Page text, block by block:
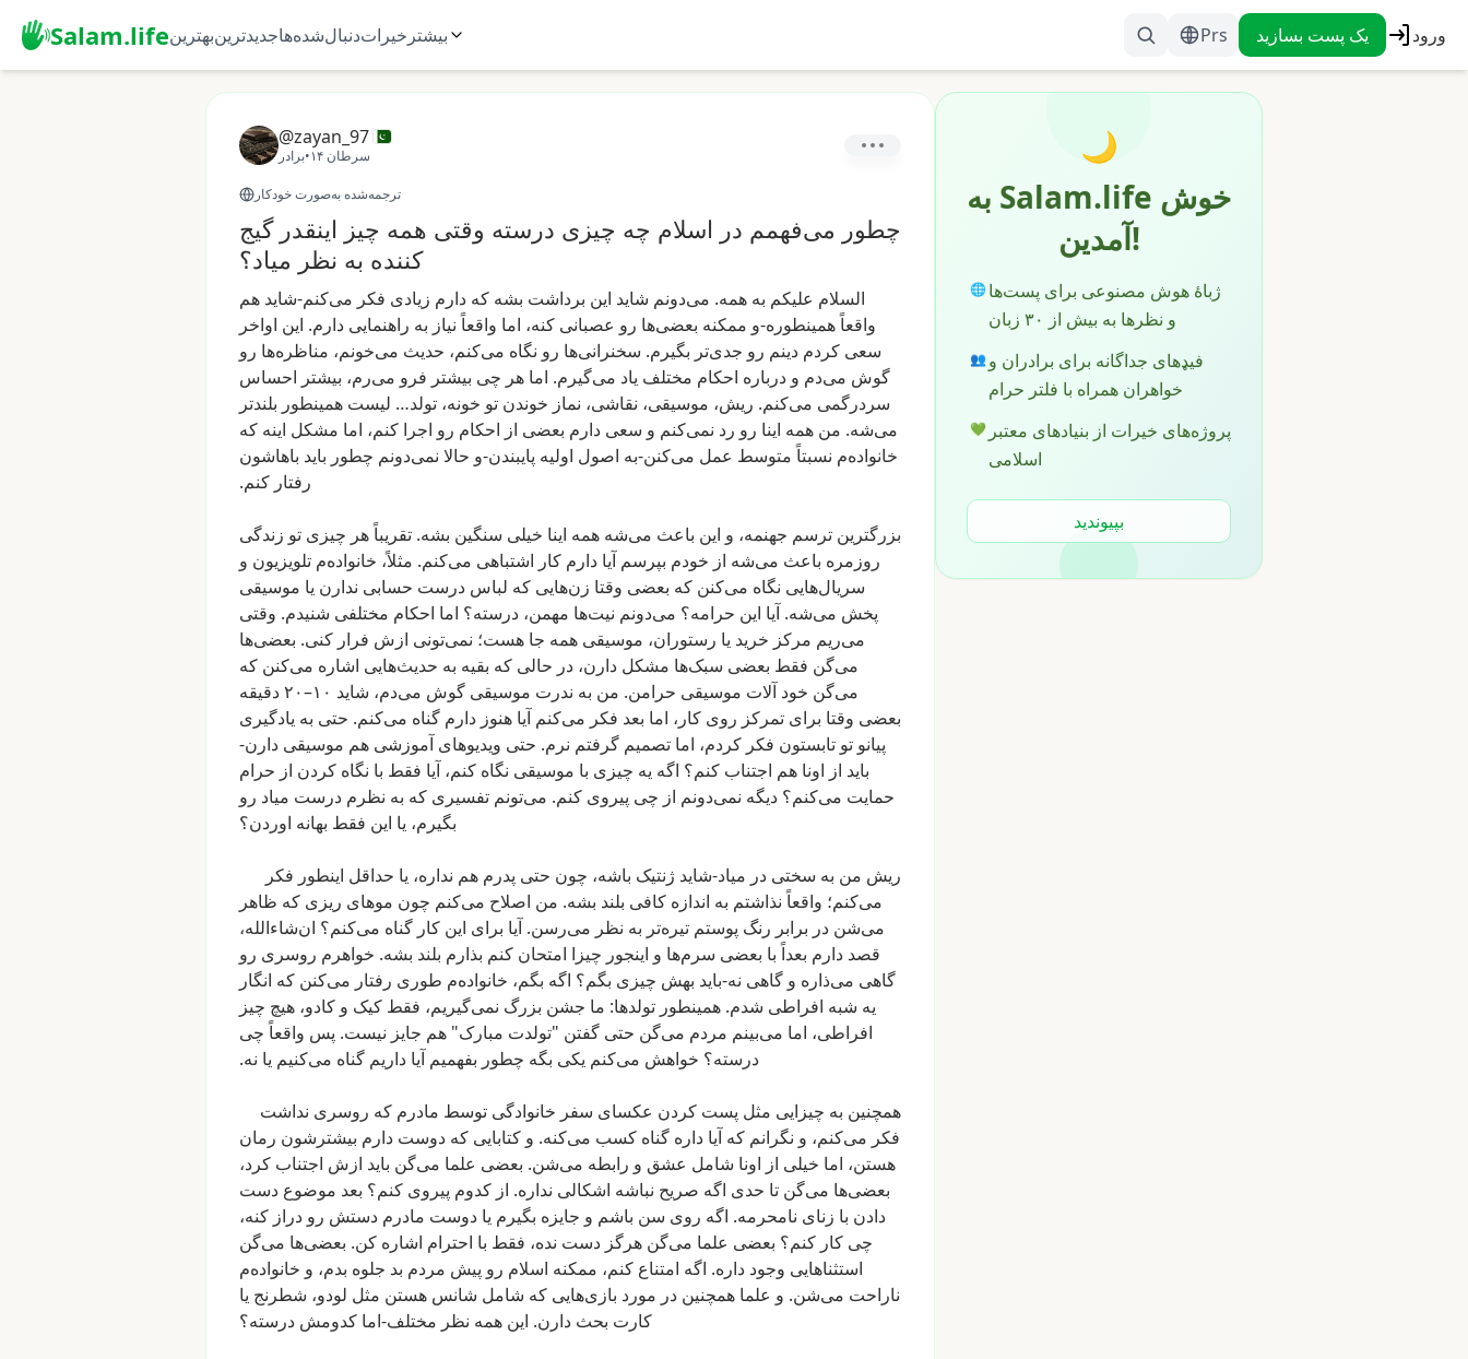
Salam.lifeبهترینجدیدتریندنبال‌شده‌هاخیرات بیشتر Prs یک پست بسازید ورود
@zayan_97
برادر• ۱۴ سرطان
ترجمه‌شده به‌صورت خودکار
چطور می‌فهمم در اسلام چه چیزی درسته وقتی همه چیز اینقدر گیج
کننده به نظر میاد؟
السلام علیکم به همه. می‌دونم شاید این برداشت بشه که دارم زیادی فکر می‌کنم-شاید هم
واقعاًهمینطوره-و ممکنه بعضی‌ها رو عصبانی کنه، اما واقعاً نیاز به راهنمایی دارم. این اواخر
سعی کردم دینم رو جدی‌تر بگیرم. سخنرانی‌ها رو نگاه می‌کنم، حدیث می‌خونم، مناظره‌ها رو
گوش می‌دم و درباره احکام مختلف یاد می‌گیرم. اما هر چی بیشتر فرو می‌رم، بیشتر احساس
سردرگمی می‌کنم. ریش، موسیقی، نقاشی، نماز خوندن تو خونه، تولد… لیست همینطور بلندتر
می‌شه. من همه اینا رو رد نمی‌کنم و سعی دارم بعضی از احکام رو اجرا کنم، اما مشکل اینه که
خانواده‌م نسبتاً متوسط عمل می‌کنن-به اصول اولیه پایبندن-و حالا نمی‌دونم چطور باید باهاشون
رفتار کنم.
بزرگترین ترسم جهنمه، و این باعث می‌شه همه اینا خیلی سنگین بشه. تقریباًهر چیزی تو زندگی
روزمره باعث می‌شه از خودم بپرسم آیا دارم کار اشتباهی می‌کنم. مثلاً، خانواده‌م تلویزیون و
سریال‌هایی نگاه می‌کنن که بعضی وقتا زن‌هایی که لباس درست حسابی ندارن یا موسیقی
پخش می‌شه. آیا این حرامه؟ می‌دونم نیت‌ها مهمن، درسته؟ اما احکام مختلفی شنیدم. وقتی
می‌ریم مرکز خرید یا رستوران، موسیقی همه جا هست؛ نمی‌تونی ازش فرار کنی. بعضی‌ها
می‌گن فقط بعضی سبک‌ها مشکل دارن، در حالی که بقیه به حدیث‌هایی اشاره می‌کنن که
می‌گن خود آلات موسیقی حرامن. من به ندرت موسیقی گوش می‌دم، شاید ۱۰–۲۰
دقیقه
بعضی وقتا برای تمرکز روی کار، اما بعد فکر می‌کنم آیا هنوز دارم گناه می‌کنم. حتی به یادگیری
پیانو تو تابستون فکر کردم، اما تصمیم گرفتم نرم. حتی ویدیوهای آموزشی هم موسیقی دارن-
باید از اونا هم اجتناب کنم؟ اگه یه چیزی با موسیقی نگاه کنم، آیا فقط با نگاه کردن از حرام
حمایت می‌کنم؟ دیگه نمی‌دونم از چی پیروی کنم. می‌تونم تفسیری که به نظرم درست میاد رو
بگیرم، یا این فقط بهانه اوردن؟
ریش من به سختی در میاد-شاید ژنتیک باشه، چون حتی پدرم هم نداره، یا حداقل اینطور فکر
می‌کنم؛ واقعاً نذاشتم به اندازه کافی بلند بشه. من اصلاح می‌کنم چون موهای ریزی که ظاهر
می‌شن در برابر رنگ پوستم تیره‌تر به نظر می‌رسن. آیا برای این کار گناه می‌کنم؟ ان‌شاءالله،
قصد دارم بعداً با بعضی سرم‌ها و اینجور چیزا امتحان کنم بذارم بلند بشه. خواهرم روسری رو
گاهی می‌ذاره و گاهی نه-باید بهش چیزی بگم؟ اگه بگم، خانواده‌م طوری رفتار می‌کنن که انگار
یه شبه افراطی شدم. همینطور تولدها: ما جشن بزرگ نمی‌گیریم، فقط کیک و کادو، هیچ چیز
افراطی، اما می‌بینم مردم می‌گن حتی گفتن "تولدت مبارک" هم جایز نیست. پس واقعاً چی
درسته؟ خواهش می‌کنم یکی بگه چطور بفهمیم آیا داریم گناه می‌کنیم یا نه.
همچنین به چیزایی مثل پست کردن عکسای سفر خانوادگی توسط مادرم که روسری نداشت
فکر می‌کنم، و نگرانم که آیا داره گناه کسب می‌کنه. و کتابایی که دوست دارم بیشترشون رمان
هستن، اما خیلی از اونا شامل عشق و رابطه می‌شن. بعضی علما می‌گن باید ازش اجتناب کرد،
بعضی‌ها می‌گن تا حدی اگه صریح نباشه اشکالی نداره. از کدوم پیروی کنم؟ بعد موضوع دست
دادن با زنای نامحرمه. اگه روی سن باشم و جایزه بگیرم یا دوست مادرم دستش رو دراز کنه،
چی کار کنم؟ بعضی علما می‌گن هرگز دست نده، فقط با احترام اشاره کن. بعضی‌ها می‌گن
استثناهایی وجود داره. اگه امتناع کنم، ممکنه اسلام رو پیش مردم بد جلوه بدم، و خانواده‌م
ناراحت می‌شن. و علما همچنین در مورد بازی‌هایی که شامل شانس هستن مثل لودو، شطرنج یا
کارت بحث دارن. این همه نظر مختلف-اما کدومش درسته؟
🌙
به Salam.life خوش
آمدین!
🌐 ژباۀ هوش مصنوعی برای پست‌ها
و نظرها به بیش از ۳۰ زبان
👥 فیډهای جداگانه برای برادران و
خواهران همراه با فلتر حرام
💚 پروژه‌های خیرات از بنیادهای معتبر
اسلامی
بپیوندید